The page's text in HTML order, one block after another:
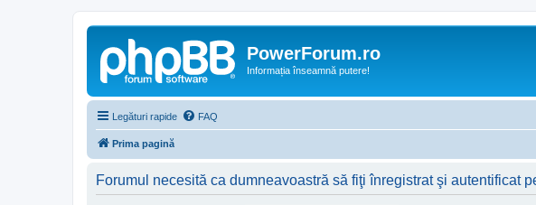
PowerForum.ro
Informația înseamnă putere!
Legături rapide FAQ
Prima pagină
Forumul necesită ca dumneavoastră să fiţi înregistrat şi autentificat